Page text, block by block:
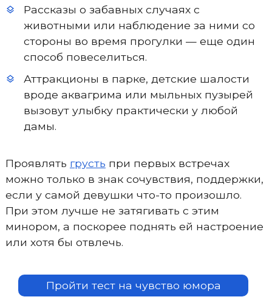
Рассказы о забавных случаях с
животными или наблюдение за ними со
стороны во время прогулки — еще один
способ повеселиться.
Аттракционы в парке, детские шалости
вроде аквагрима или мыльных пузырей
вызовут улыбку практически у любой
дамы.
Проявлять грусть при первых встречах
можно только в знак сочувствия, поддержки,
если у самой девушки что-то произошло.
При этом лучше не затягивать с этим
минором, а поскорее поднять ей настроение
или хотя бы отвлечь.
Пройти тест на чувство юмора